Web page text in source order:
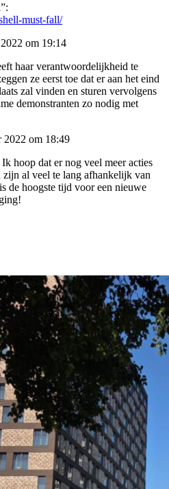
must-fall/
om 19:14
haar verantwoordelijkheid te
ze eerst toe dat er aan het eind
zal vinden en sturen vervolgens
demonstranten zo nodig met
2022 om 18:49
hoop dat er nog veel meer acties
al veel te lang afhankelijk van
de hoogste tijd voor een nieuwe